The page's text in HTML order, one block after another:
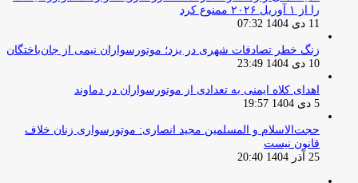
را از ۱ آوریل ۲۰۲۶ ممنوع کرد
11 دی 1404 07:32
زنگ خطر تصادفات شهری در یزد؛ موتورسواران نیمی از جان‌باختگان
10 دی 1404 23:49
اهدای کلاه ایمنی به تعدادی از موتورسواران در دماوند
5 دی 1404 19:57
حجت‌الاسلام و المسلمین مجید انصاری: موتورسواری زنان خلاف
قانون نیست
25 آذر 1404 20:40